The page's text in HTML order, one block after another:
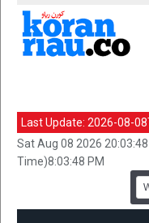
Last Update: 2026-08-
Sat Aug 08 2026
Time)8:03:48 PM